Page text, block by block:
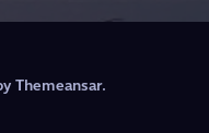
Themeansar.